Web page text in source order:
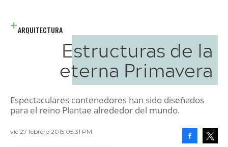
ARQUITECTURA
Estructuras de la
eterna Primavera
Espectaculares contenedores han sido diseñados
para el reino Plantae alrededor del mundo.
vie 27 febrero 2015 05:31 PM